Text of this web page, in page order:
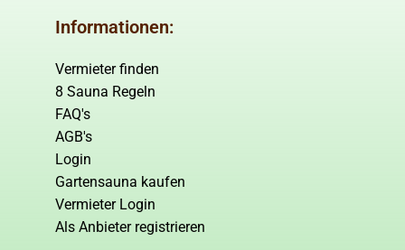
Informationen:
Vermieter finden
8 Sauna Regeln
FAQ's
AGB's
Login
Gartensauna kaufen
Vermieter Login
Als Anbieter registrieren